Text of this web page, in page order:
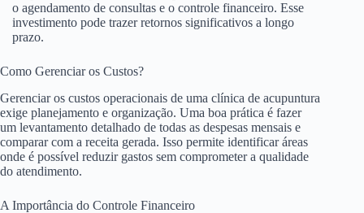
o agendamento de consultas e o controle financeiro. Esse
investimento pode trazer retornos significativos a longo
prazo.
Como Gerenciar os Custos?
Gerenciar os custos operacionais de uma clínica de acupuntura
exige planejamento e organização. Uma boa prática é fazer
um levantamento detalhado de todas as despesas mensais e
comparar com a receita gerada. Isso permite identificar áreas
onde é possível reduzir gastos sem comprometer a qualidade
do atendimento.
A Importância do Controle Financeiro